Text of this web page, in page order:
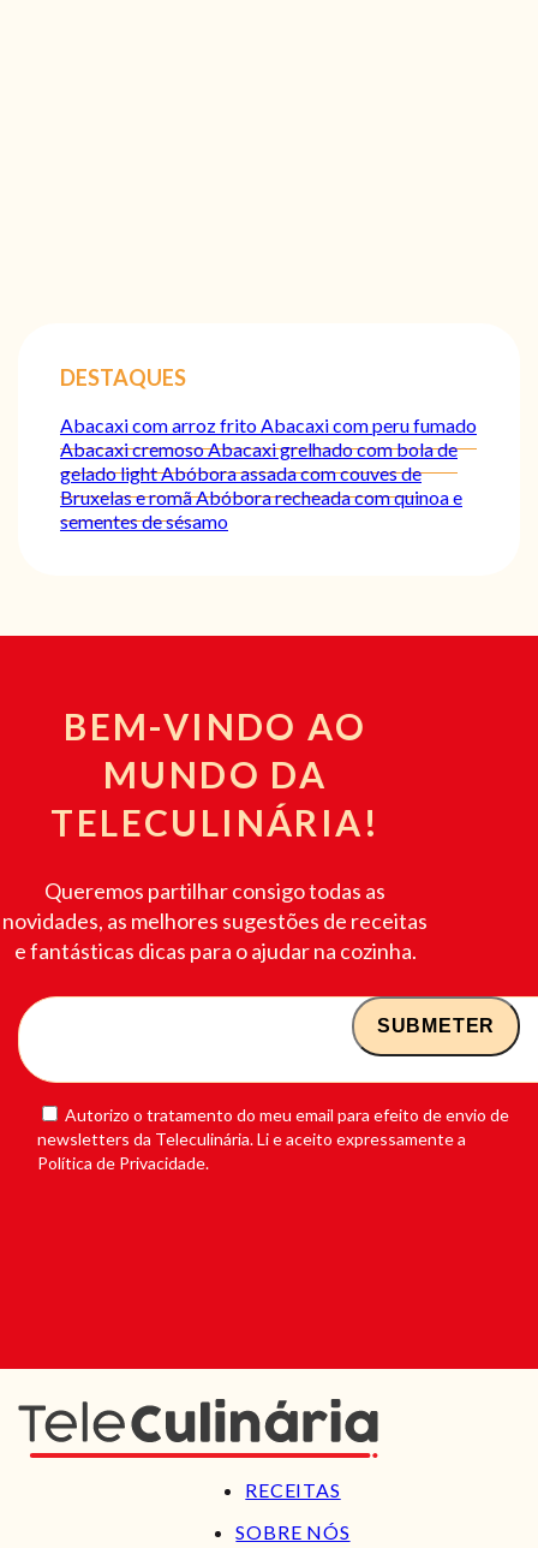
DESTAQUES
Abacaxi com arroz frito Abacaxi com peru fumado
Abacaxi cremosoAbacaxi grelhado com bola de
gelado lightAbóbora assada com couves de
Bruxelas e romãAbóbora recheada com quinoa e
sementes de sésamo
BEM-VINDO AO
MUNDO DA
TELECULINÁRIA!
Queremos partilhar consigo todas as
novidades, as melhores sugestões de receitas
e fantásticas dicas para o ajudar na cozinha.
Autorizo o tratamento do meu email para efeito de envio de
newsletters da Teleculinária. Li e aceito expressamente a
Política de Privacidade.
RECEITAS
SOBRE NÓS